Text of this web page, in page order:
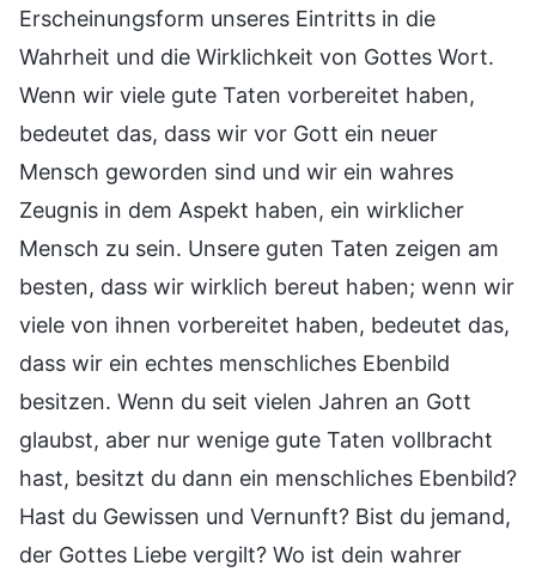
Erscheinungsform unseres Eintritts in die
Wahrheit und die Wirklichkeit von Gottes Wort.
Wenn wir viele gute Taten vorbereitet haben,
bedeutet das, dass wir vor Gott ein neuer
Mensch geworden sind und wir ein wahres
Zeugnis in dem Aspekt haben, ein wirklicher
Mensch zu sein. Unsere guten Taten zeigen am
besten, dass wir wirklich bereut haben; wenn wir
viele von ihnen vorbereitet haben, bedeutet das,
dass wir ein echtes menschliches Ebenbild
besitzen. Wenn du seit vielen Jahren an Gott
glaubst, aber nur wenige gute Taten vollbracht
hast, besitzt du dann ein menschliches Ebenbild?
Hast du Gewissen und Vernunft? Bist du jemand,
der Gottes Liebe vergilt? Wo ist dein wahrer